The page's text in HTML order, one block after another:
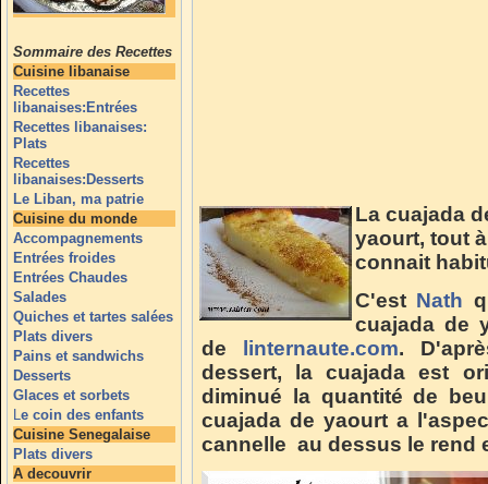
Sommaire des Recettes
Cuisine libanaise
Recettes
libanaises:Entrées
Recettes libanaises:
Plats
Recettes
libanaises:Desserts
Le Liban, ma patrie
Cuisine du monde
Accompagnements
Entrées froides
Entrées Chaudes
Salades
Quiches et tartes salées
Plats divers
Pains et sandwichs
Desserts
Glaces et sorbets
Le coin des enfants
Cuisine Senegalaise
Plats divers
A decouvrir
La cuajada
yaourt, tout
connait
C'est Nath
cuajada de
de
linternaute.com.
dessert, la cuajada est
diminué la quantité de
cuajada de yaourt a
cannelle au dessus le rend